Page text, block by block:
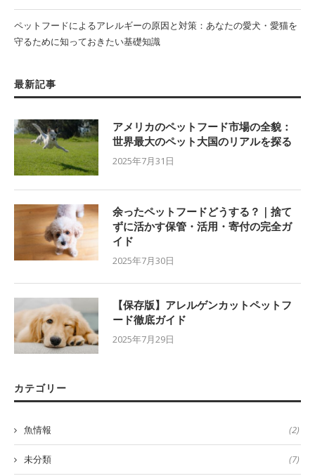
ペットフードによるアレルギーの原因と対策：あなたの愛犬・愛猫を
守るために知っておきたい基礎知識
最新記事
アメリカのペットフード市場の全貌：
世界最大のペット大国のリアルを探る
2025年7月31日
余ったペットフードどうする？｜捨て
ずに活かす保管・活用・寄付の完全ガ
イド
2025年7月30日
【保存版】アレルゲンカットペットフ
ード徹底ガイド
2025年7月29日
カテゴリー
魚情報 (2)
未分類 (7)